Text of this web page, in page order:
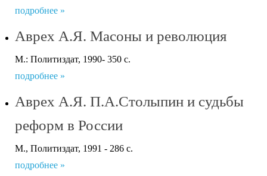
подробнее »
Аврех А.Я. Масоны и революция
М.: Политиздат, 1990- 350 с.
подробнее »
Аврех А.Я. П.А.Столыпин и судьбы
реформ в России
М., Политиздат, 1991 - 286 с.
подробнее »